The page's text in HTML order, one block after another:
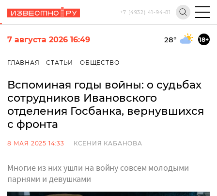
+7 (4932) 41-94-81
7 августа 2026 16:49 28° 18+
ГЛАВНАЯ СТАТЬИ ОБЩЕСТВО
Вспоминая годы войны: о судьбах
сотрудников Ивановского
отделения Госбанка, вернувшихся
с фронта
8 МАЯ 2025 14:33 КСЕНИЯ КАБАНОВА
Многие из них ушли на войну совсем молодыми
парнями и девушками